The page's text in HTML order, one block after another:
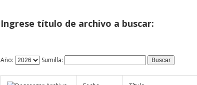
Ingrese título de archivo a buscar:
Año: Sumilla: